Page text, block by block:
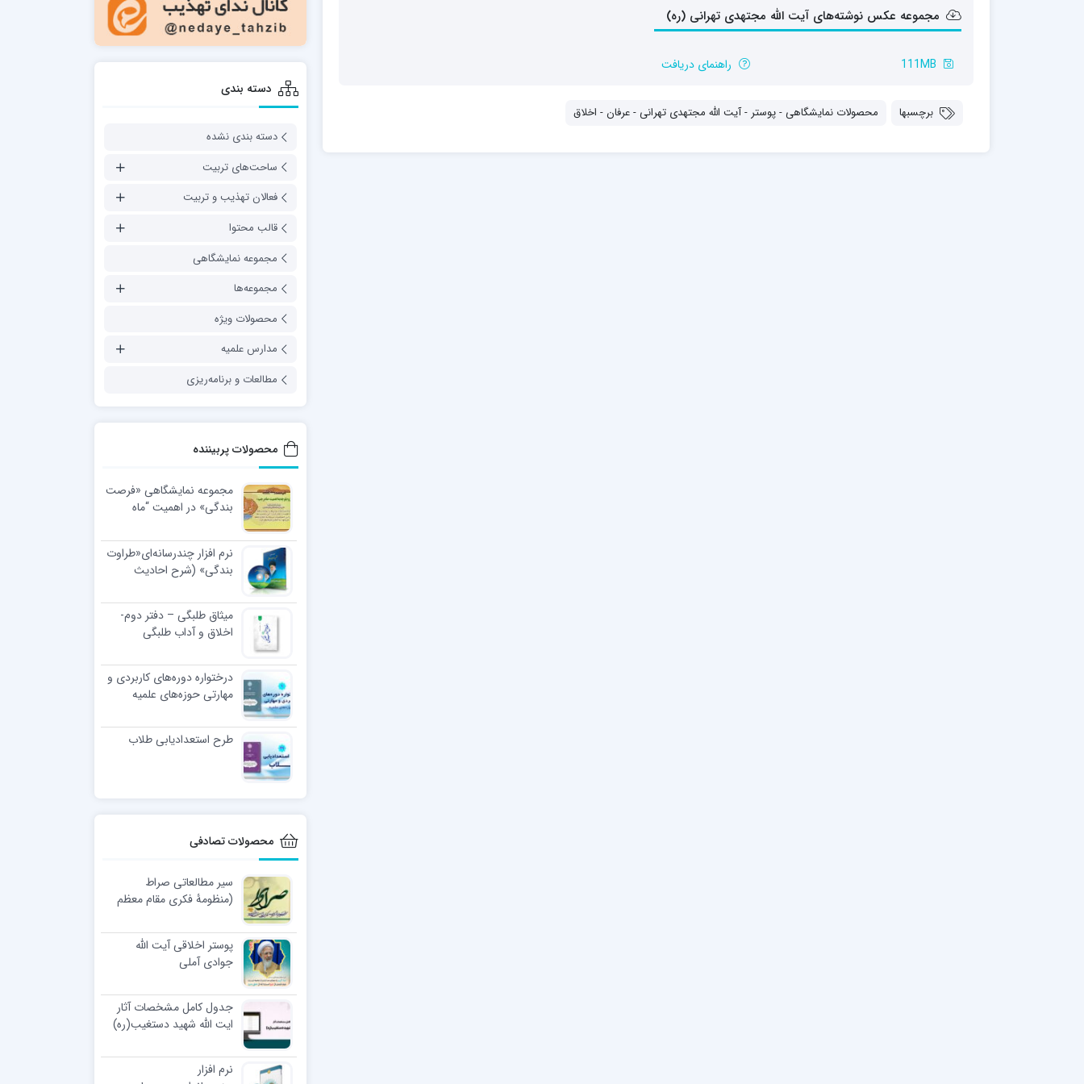
مدرسه علمیه شهید صدوقی ره واحد5
مدرسه علمیه علوی
مدرسه علمیه معصومیه
مرکز هدایت علمی و تربیتی دارالعلم امام
مرکز هدایت علمی و تربیتی الهادی علیه السلام
مجموعه عکس نوشته‌های آیت الله مجتهدی تهرانی (ره)
111MB راهنمای دریافت
برچسبها محصولات نمایشگاهی - پوستر - آیت الله مجتهدی تهرانی - عرفان - اخلاق
دسته بندی
دسته بندی نشده
ساحت‌های تربیت
فعالان تهذیب و تربیت
قالب محتوا
مجموعه نمایشگاهی
مجموعه‌ها
محصولات ویژه
مدارس علمیه
مطالعات و برنامه‌ریزی
محصولات پربیننده
مجموعه نمایشگاهی «فرصت
بندگی» در اهمیت “ماه
نرم افزار چندرسانه‌ای«طراوت
بندگی» (شرح احادیث
اسلامی)
میثاق طلبگی – دفتر دوم-
اخلاق و آداب طلبگی
درختواره دوره‌های کاربردی و
مهارتی حوزه‌های علمیه
طرح استعدادیابی طلاب
محصولات تصادفی
سیر مطالعاتی صراط
(منظومۀ فکری مقام معظم
پوستر اخلاقی آیت الله
جوادی آملی
جدول کامل مشخصات آثار
ایت الله شهید دستغیب(ره)
نرم افزار